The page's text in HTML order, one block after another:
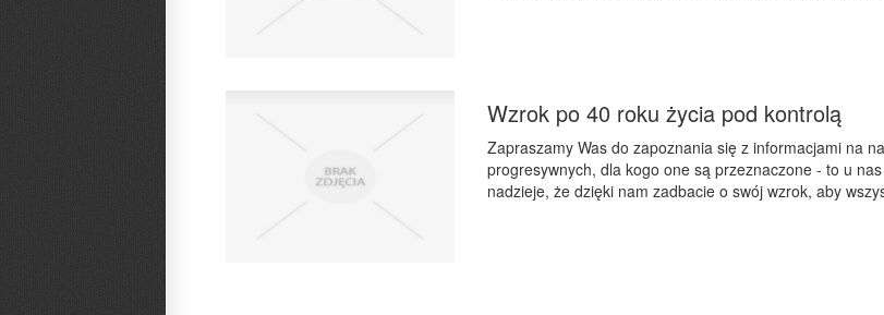
Wzrok po 40 roku życia pod kontrolą
Zapraszamy Was do zapoznania się z informacjami na
progresywnych, dla kogo one są przeznaczone - to u
nadzieje, że dzięki nam zadbacie o swój wzrok, aby